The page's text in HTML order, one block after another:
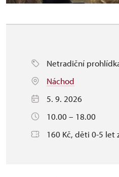
Netradiční
Náchod
5. 9. 2026
10.00 – 18.00
160 Kč, děti 0-5 let